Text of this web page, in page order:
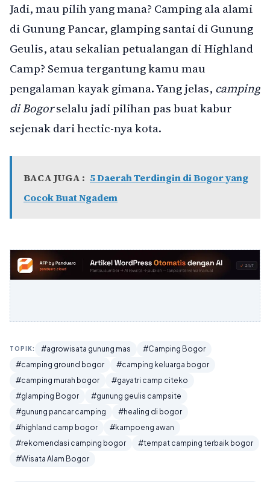
Jadi, mau pilih yang mana? Camping ala alami
di Gunung Pancar, glamping santai di Gunung
Geulis, atau sekalian petualangan di Highland
Camp? Semua tergantung kamu mau
pengalaman kayak gimana. Yang jelas, camping
di Bogorselalu jadi pilihan pas buat kabur
sejenak dari hectic-nya kota.
BACA JUGA : 5 Daerah Terdingin di Bogor yang
Cocok Buat Ngadem
TOPIK: #agrowisata gunung mas
#Camping Bogor
#camping ground bogor
#camping keluarga bogor
#camping murah bogor
#gayatri camp citeko
#glamping Bogor
#gunung geulis campsite
#gunung pancar camping
#healing di bogor
#highland camp bogor
#kampoeng awan
#rekomendasi camping bogor
#tempat camping terbaik bogor
#Wisata Alam Bogor